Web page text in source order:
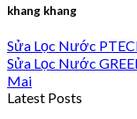
khang khang
Sửa Lọc Nước
Sửa Lọc Nước
Mai
Latest Posts